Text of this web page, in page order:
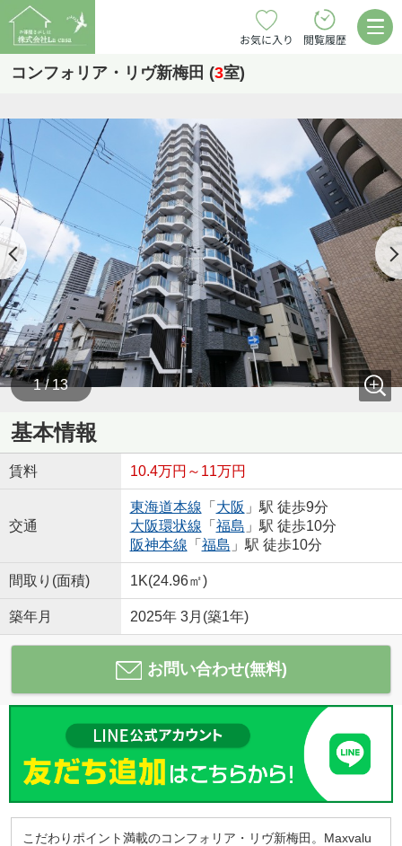
お気に入り 閲覧履歴
コンフォリア・リヴ新梅田 (3室)
1 / 13
基本情報
賃料 10.4万円～11万円
交通
東海道本線 「 大阪 」駅 徒歩9分
大阪環状線 「 福島 」駅 徒歩10分
阪神本線 「 福島 」駅 徒歩10分
間取り(面積) 1K(24.96㎡)
築年月 2025年 3月(築1年)
お問い合わせ(無料)
こだわりポイント満載のコンフォリア・リヴ新梅田。Maxvalu